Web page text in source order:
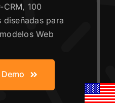
CRM, 100
para
Web